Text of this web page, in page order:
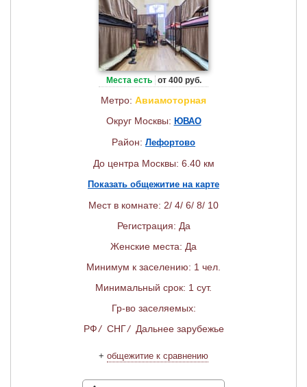
Места есть от 400 руб.
Метро: Авиамоторная
Округ Москвы: ЮВАО
Район: Лефортово
До центра Москвы: 6.40 км
Показать общежитие на карте
Мест в комнате: 2/ 4/ 6/ 8/ 10
Регистрация: Да
Женские места: Да
Минимум к заселению: 1 чел.
Минимальный срок: 1 сут.
Гр-во заселяемых:
РФ/ СНГ/ Дальнее зарубежье
+ общежитие к сравнению